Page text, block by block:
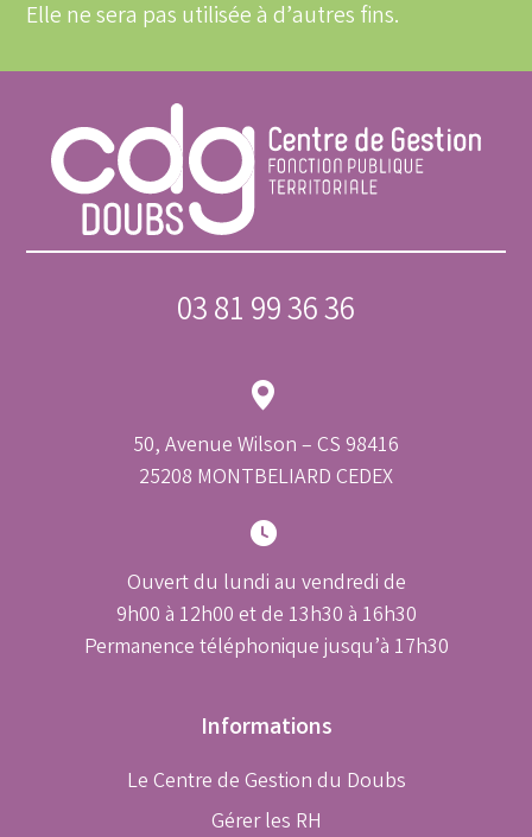
Elle ne sera pas utilisée à d’autres fins.
03 81 99 36 36
50, Avenue Wilson – CS 98416
25208 MONTBELIARD CEDEX
Ouvert du lundi au vendredi de
9h00 à 12h00 et de 13h30 à 16h30
Permanence téléphonique jusqu’à 17h30
Informations
Le Centre de Gestion du Doubs
Gérer les RH